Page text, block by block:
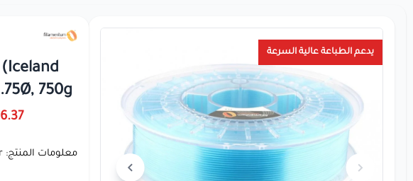
يدعم الطباعة عالية السرعة
750g
SAR
معلومات المنتج: Fillamentum Crystal Clear (أزرق أيسلندا)